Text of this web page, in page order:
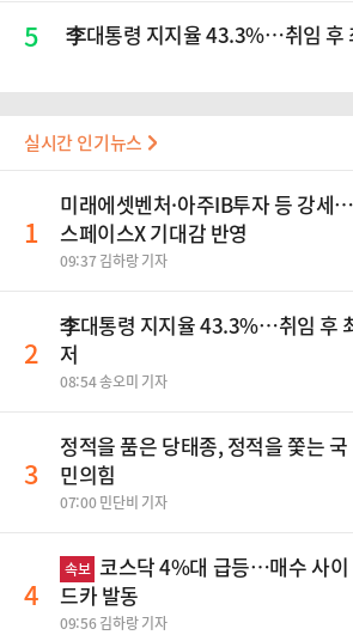
5 李대통령 지지율 43.3%…취임 후
실시간 인기뉴스
1
미래에셋벤처·아주IB투자 등 강세…
스페이스X 기대감 반영
09:37 김하랑 기자
2
李대통령 지지율 43.3%…취임 후
저
08:54 송오미 기자
3
정적을 품은 당태종, 정적을 쫓는 국
민의힘
07:00 민단비 기자
4
속보 코스닥 4%대 급등…매수 사이
드카 발동
09:56 김하랑 기자